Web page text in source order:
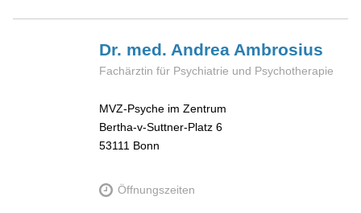
Dr. med. Andrea Ambrosius
Fachärztin für Psychiatrie und Psychotherapie
MVZ-Psyche im Zentrum
Bertha-v-Suttner-Platz 6
53111 Bonn
Öffnungszeiten